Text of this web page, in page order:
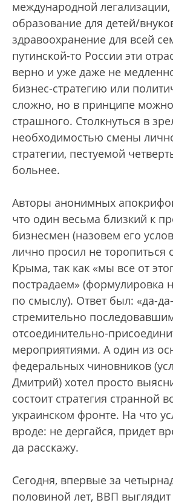
международной
образование для детей/
здравоохранение для всей
путинской-то России эти
верно и уже даже не
бизнес-стратегию или
сложно, но в принципе
страшного. Столкнуться в
необходимостью смены
стратегии, пестуемой
больнее.
Авторы анонимных
что один весьма близкий к
бизнесмен (назовем его
лично просил не торопиться
Крыма, так как «мы все от
пострадаем» (формулировка
по смыслу). Ответ был: «да-
стремительно
отсоединительно-
мероприятиями. А один из
федеральных чиновников
Дмитрий) хотел просто
состоит стратегия странной
украинском фронте. На что
вроде: не дергайся, придет
да расскажу.
Сегодня, впервые за
половиной лет, ВВП